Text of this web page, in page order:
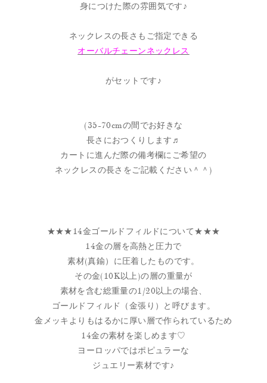
身につけた際の雰囲気です♪
ネックレスの長さもご指定できる
オーバルチェーンネックレス
がセットです♪
(35-70cmの間でお好きな
長さにおつくりします♬
カートに進んだ際の備考欄にご希望の
ネックレスの長さをご記載ください＾＾)
★★★14金ゴールドフィルドについて★★★
14金の層を高熱と圧力で
素材(真鍮）に圧着したものです。
その金(10K以上)の層の重量が
素材を含む総重量の1/20以上の場合、
ゴールドフィルド（金張り）と呼びます。
金メッキよりもはるかに厚い層で作られているため
14金の素材を楽しめます♡
ヨーロッパではポピュラーな
ジュエリー素材です♪